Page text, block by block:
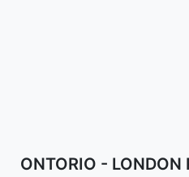
ONTORIO -